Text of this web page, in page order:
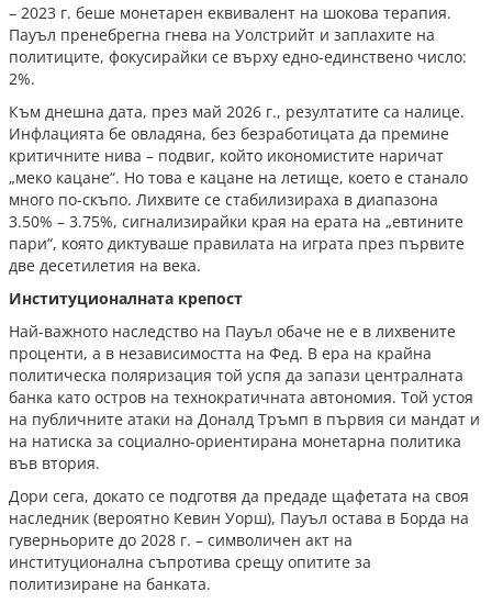
– 2023 г. беше монетарен еквивалент на шокова терапия.
Пауъл пренебрегна гнева на Уолстрийт и заплахите на
политиците, фокусирайки се върху едно-единствено число:
2%.
Към днешна дата, през май 2026 г., резултатите са налице.
Инфлацията бе овладяна, без безработицата да премине
критичните нива – подвиг, който икономистите наричат
„меко кацане“. Но това е кацане на летище, което е станало
много по-скъпо. Лихвите се стабилизираха в диапазона
3.50% – 3.75%, сигнализирайки края на ерата на „евтините
пари“, която диктуваше правилата на играта през първите
две десетилетия на века.
Институционалната крепост
Най-важното наследство на Пауъл обаче не е в лихвените
проценти, а в независимостта на Фед. В ера на крайна
политическа поляризация той успя да запази централната
банка като остров на технократичната автономия. Той устоя
на публичните атаки на Доналд Тръмп в първия си мандат и
на натиска за социално-ориентирана монетарна политика
във втория.
Дори сега, докато се подготвя да предаде щафетата на своя
наследник (вероятно Кевин Уорш), Пауъл остава в Борда на
гуверньорите до 2028 г. – символичен акт на
институционална съпротива срещу опитите за
политизиране на банката.